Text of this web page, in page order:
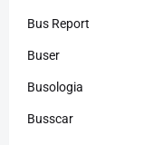
Bus Report
Buser
Busologia
Busscar